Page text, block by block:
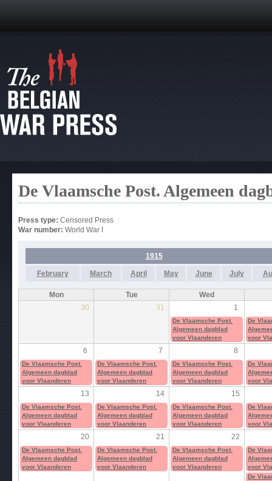
De Vlaamsche Post. Algemeen
Press type: Censored Press
War number: World War I
1915
February March April May June July
Mon Tue
Wed
30
31 1
De Vlaamsche Post.
Algemeen dagblad
voor Vlaanderen
De
voor
6 7 8
De Vlaamsche Post.
Algemeen dagblad
voor Vlaanderen
De Vlaamsche Post.
Algemeen dagblad
voor Vlaanderen
De Vlaamsche Post.
Algemeen dagblad
voor Vlaanderen
De
voor
13 14 15
De Vlaamsche Post.
Algemeen dagblad
voor Vlaanderen
De Vlaamsche Post.
Algemeen dagblad
voor Vlaanderen
De Vlaamsche Post.
Algemeen dagblad
voor Vlaanderen
De
voor
20 21 22
De Vlaamsche Post.
Algemeen dagblad
voor Vlaanderen
De Vlaamsche Post.
Algemeen dagblad
voor Vlaanderen
De Vlaamsche Post.
Algemeen dagblad
voor Vlaanderen
De
voor
De